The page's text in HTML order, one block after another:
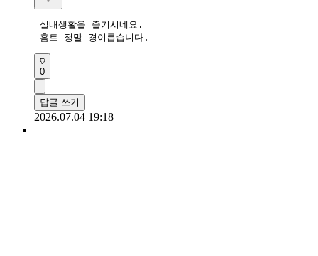
실내생활을 즐기시네요.
홈트 정말 경이롭습니다.
0
답글 쓰기
2026.07.04 19:18